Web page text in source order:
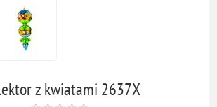
z kwiatami 2637X